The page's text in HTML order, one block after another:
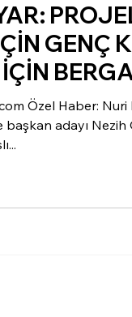
GENÇ
KÖY”
Özel Haber: Nuri
adayı Nezih